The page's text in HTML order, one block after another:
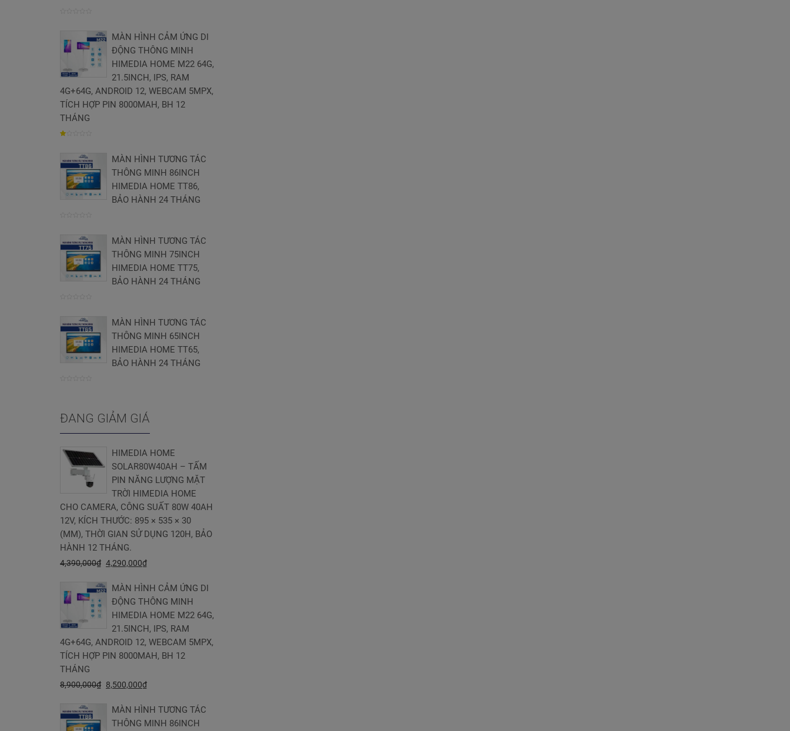
trên
5
MÀN HÌNH CẢM ỨNG DI
ĐỘNG THÔNG MINH
HIMEDIA HOME M22 64G,
21.5INCH, IPS, RAM
4G+64G, ANDROID 12, WEBCAM 5MPX,
TÍCH HỢP PIN 8000MAH, BH 12
THÁNG
trên
MÀN HÌNH TƯƠNG TÁC
THÔNG MINH 86INCH
HIMEDIA HOME TT86,
BẢO HÀNH 24 THÁNG
trên
MÀN HÌNH TƯƠNG TÁC
THÔNG MINH 75INCH
HIMEDIA HOME TT75,
BẢO HÀNH 24 THÁNG
trên
MÀN HÌNH TƯƠNG TÁC
THÔNG MINH 65INCH
HIMEDIA HOME TT65,
BẢO HÀNH 24 THÁNG
5
ĐANG GIẢM GIÁ
HIMEDIA HOME
SOLAR80W40AH – TẤM
PIN NĂNG LƯỢNG MẶT
TRỜI HIMEDIA HOME
CHO CAMERA, CÔNG SUẤT 80W 40AH
12V, KÍCH THƯỚC: 895 × 535 × 30
(MM), THỜI GIAN SỬ DỤNG 120H, BẢO
HÀNH 12 THÁNG.
4,390,000₫ 4,290,000₫
MÀN HÌNH CẢM ỨNG DI
ĐỘNG THÔNG MINH
HIMEDIA HOME M22 64G,
21.5INCH, IPS, RAM
4G+64G, ANDROID 12, WEBCAM 5MPX,
TÍCH HỢP PIN 8000MAH, BH 12
THÁNG
8,900,000₫ 8,500,000₫
MÀN HÌNH TƯƠNG TÁC
THÔNG MINH 86INCH